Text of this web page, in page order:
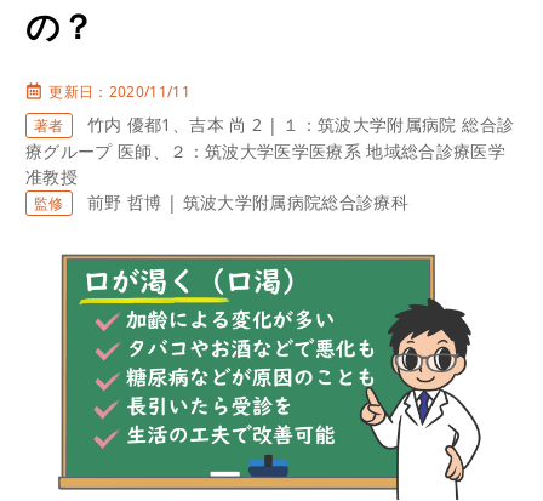
の？
更新日：2020/11/11
著者
竹内 優都1、吉本 尚 2 | １：筑波大学附属病院 総合診
療グループ 医師、２：筑波大学医学医療系 地域総合診療医学
准教授
監修 前野 哲博 | 筑波大学附属病院総合診療科